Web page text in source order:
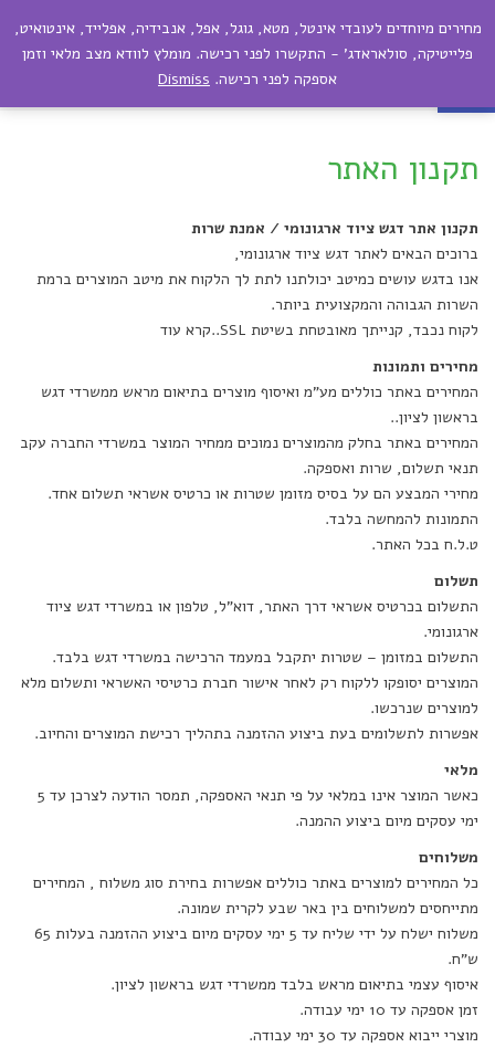
פתח סרגל נגישות
תפריט
תקנון האתר
תקנון האתר
תקנון אתר דגש ציוד ארגונומי / אמנת שרות
ברוכים הבאים לאתר דגש ציוד ארגונומי,
אנו בדגש עושים כמיטב יכולתנו לתת לך הלקוח את מיטב המוצרים ברמת
השרות הגבוהה והמקצועית ביותר.
לקוח נכבד, קנייתך מאובטחת בשיטת SSL..קרא עוד
מחירים ותמונות
המחירים באתר כוללים מע"מ ואיסוף מוצרים בתיאום מראש ממשרדי דגש
בראשון לציון..
המחירים באתר בחלק מהמוצרים נמוכים ממחיר המוצר במשרדי החברה עקב
תנאי תשלום, שרות ואספקה.
מחירי המבצע הם על בסיס מזומן שטרות או כרטיס אשראי תשלום אחד.
התמונות להמחשה בלבד.
ט.ל.ח בכל האתר.
תשלום
התשלום בכרטיס אשראי דרך האתר, דוא"ל, טלפון או במשרדי דגש ציוד
ארגונומי.
התשלום במזומן – שטרות יתקבל במעמד הרכישה במשרדי דגש בלבד.
המוצרים יסופקו ללקוח רק לאחר אישור חברת כרטיסי האשראי ותשלום מלא
למוצרים שנרכשו.
אפשרות לתשלומים בעת ביצוע ההזמנה בתהליך רכישת המוצרים והחיוב.
מלאי
כאשר המוצר אינו במלאי על פי תנאי האספקה, תמסר הודעה לצרכן עד 5
ימי עסקים מיום ביצוע ההמנה.
משלוחים
כל המחירים למוצרים באתר כוללים אפשרות בחירת סוג משלוח , המחירים
מתייחסים למשלוחים בין באר שבע לקרית שמונה.
משלוח ישלח על ידי שליח עד 5 ימי עסקים מיום ביצוע ההזמנה בעלות 65
ש"ח.
איסוף עצמי בתיאום מראש בלבד ממשרדי דגש בראשון לציון.
זמן אספקה עד 10 ימי עבודה.
מוצרי ייבוא אספקה עד 30 ימי עבודה.
מחירים מיוחדים לעובדי אינטל, מטא, גוגל, אפל, אנבידיה, אפלייד, אינטואיט,
פלייטיקה, סולאראדג' - התקשרו לפני רכישה. מומלץ לוודא מצב מלאי וזמן
אספקה לפני רכישה. Dismiss